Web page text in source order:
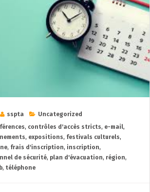
sspta
Uncategorized
, contrôles d'accès stricts, e-mail,
, expositions, festivals culturels,
, frais d'inscription, inscription,
de sécurité, plan d'évacuation, région,
, téléphone